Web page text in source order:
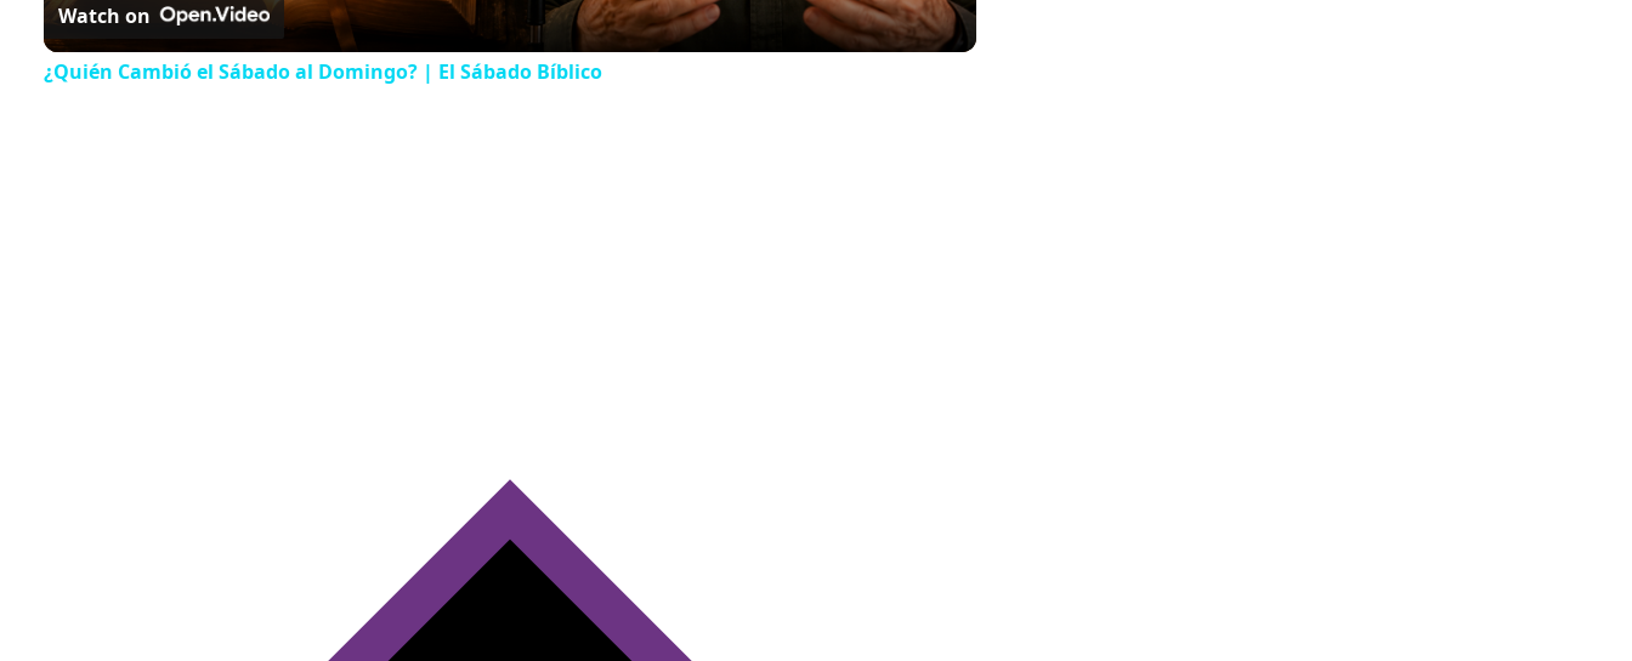
Watch on
¿Quién Cambió el Sábado al Domingo? | El Sábado Bíblico